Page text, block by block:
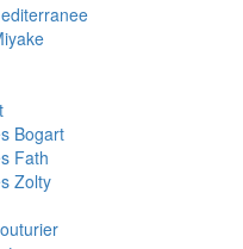
Bogart
Fath
Zolty